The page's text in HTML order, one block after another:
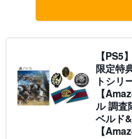
【PS5
限定特
トシリ
【
ル 調査
ベルド
【